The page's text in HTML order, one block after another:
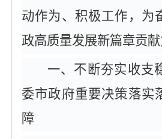
动作为、积极工作，为
政高质量发展新篇章贡献
一、不断夯实收支
委市政府重要决策落实
障